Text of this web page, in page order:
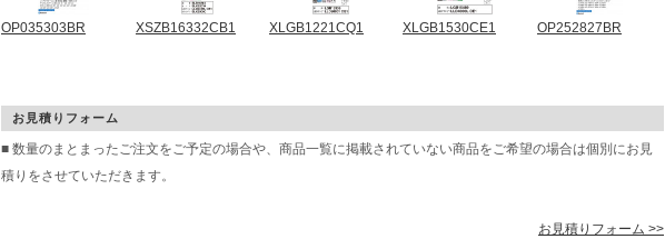
OP035303BR XSZB16332CB1 XLGB1221CQ1 XLGB1530CE1 OP252827BR
お見積りフォーム
■ 数量のまとまったご注文をご予定の場合や、商品一覧に掲載されていない商品をご希望の場合は個別にお見
積りをさせていただきます。
お見積りフォーム >>